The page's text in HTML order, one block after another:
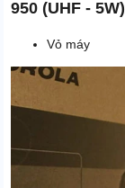
950 (UHF - 5W)
Vỏ máy